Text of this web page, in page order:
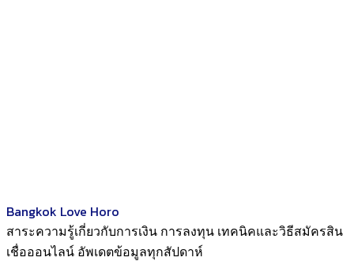
Bangkok Love Horo
สาระความรู้เกี่ยวกับการเงิน การลงทุน เทคนิคและวิธีสมัครสิน
เชื่อออนไลน์ อัพเดตข้อมูลทุกสัปดาห์